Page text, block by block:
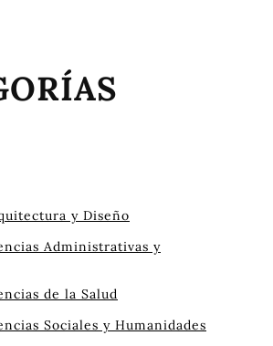
y Diseño
Administrativas y
de la Salud
Sociales y Humanidades